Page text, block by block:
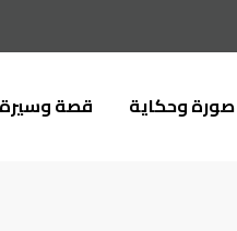
صورة وحكاية قصة وسيرة